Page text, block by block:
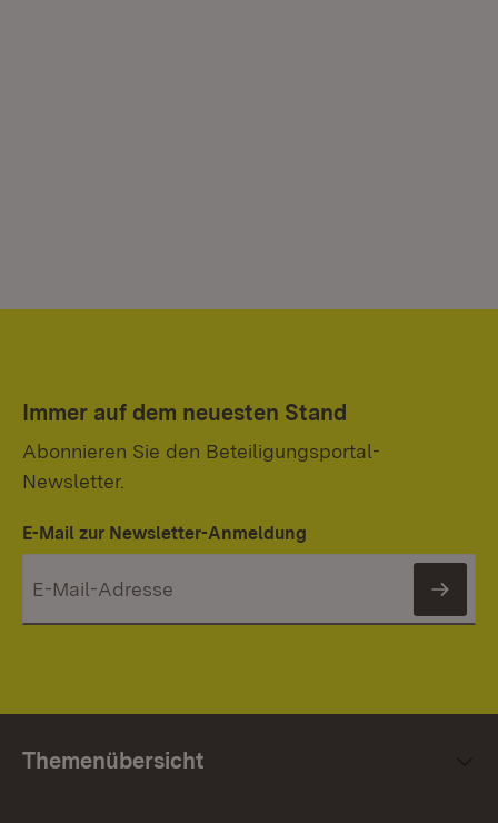
Immer auf dem neuesten Stand
Abonnieren Sie den Beteiligungsportal-
Newsletter.
E-Mail zur Newsletter-Anmeldung
Themenübersicht